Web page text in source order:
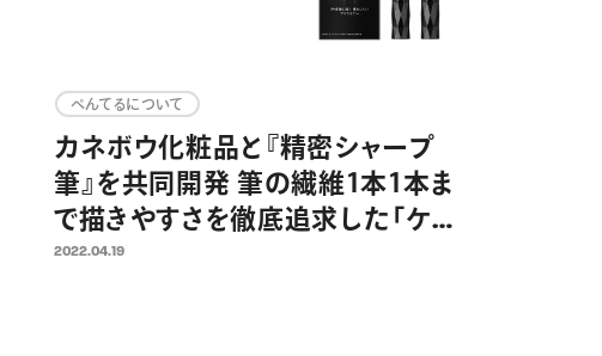
ぺんてるについて
カネボウ化粧品と『精密シャープ
筆』を共同開発 筆の繊維1本1本ま
で描きやすさを徹底追求した「ケイ
ト スーパーシャープライナー
2022.04.19